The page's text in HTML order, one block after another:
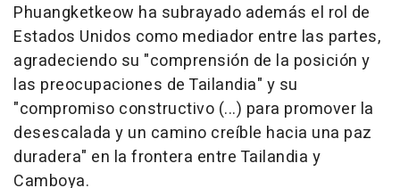
Phuangketkeow ha subrayado además el rol de
Estados Unidos como mediador entre las partes,
agradeciendo su "comprensión de la posición y
las preocupaciones de Tailandia" y su
"compromiso constructivo (...) para promover la
desescalada y un camino creíble hacia una paz
duradera" en la frontera entre Tailandia y
Camboya.